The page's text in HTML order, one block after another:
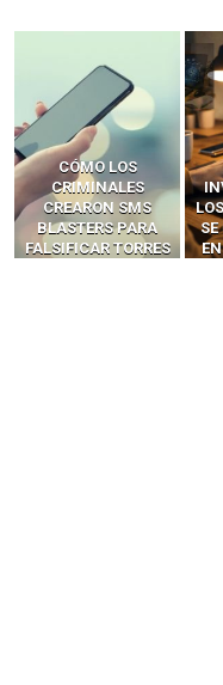
LA BRECHA
INVISIBLE: CÓMO
LOS AGENTES DE IA
SE CONVIRTIERON
EN LA SUPERFICIE